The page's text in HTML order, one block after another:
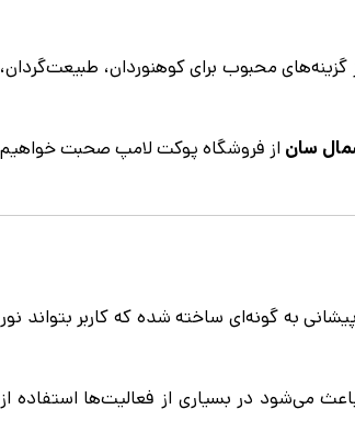
محبوب برای کوهنوردان، طبیعت‌گردان،
سان از فروشگاه پوکت لامپ صحبت خواهیم
به گونه‌ای ساخته شده که کاربر بتواند نور
می‌شود در بسیاری از فعالیت‌ها استفاده از